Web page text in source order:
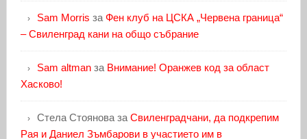
Sam Morris за Фен клуб на ЦСКА „Червена граница“
– Свиленград кани на общо събрание
Sam altmanза Внимание! Оранжев код за област
Хасково!
Стела Стояноваза Свиленградчани, да подкрепим
Рая и Даниел Зъмбарови в участието им в